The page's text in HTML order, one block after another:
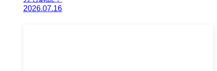
2026.07.16